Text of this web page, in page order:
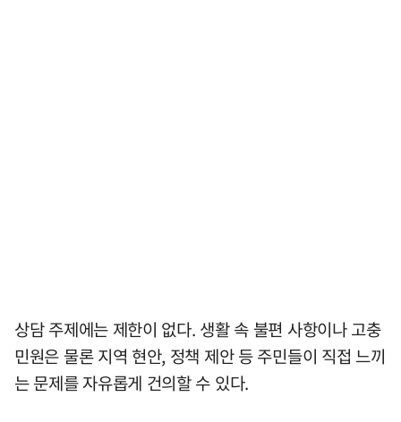
상담 주제에는 제한이 없다. 생활 속 불편 사항이나 고충
민원은 물론 지역 현안, 정책 제안 등 주민들이 직접 느끼
는 문제를 자유롭게 건의할 수 있다.